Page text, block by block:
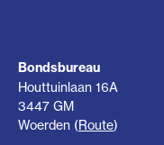
Bondsbureau
Houttuinlaan 16A
3447 GM
Woerden (Route)